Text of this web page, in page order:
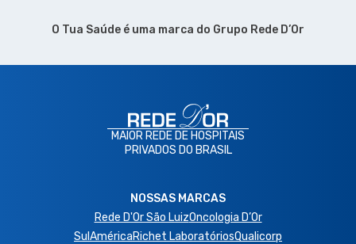
O Tua Saúde é uma marca do Grupo Rede D’Or
MAIOR REDE DE HOSPITAIS
PRIVADOS DO BRASIL
NOSSAS MARCAS
Rede D'Or São LuizOncologia D’Or
SulAméricaRichet LaboratóriosQualicorp